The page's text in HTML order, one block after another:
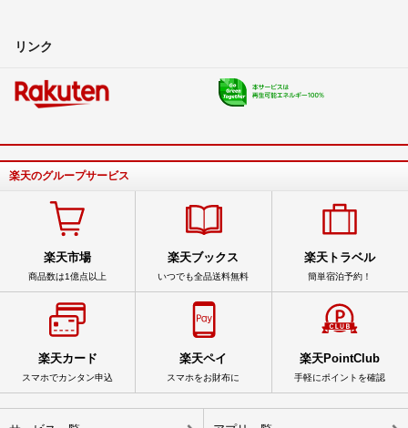
リンク
楽天のグループサービス
楽天市場
商品数は1億点以上
楽天ブックス
いつでも全品送料無料
楽天トラベル
簡単宿泊予約！
楽天カード
スマホでカンタン申込
楽天ペイ
スマホをお財布に
楽天PointClub
手軽にポイントを確認